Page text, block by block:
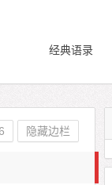
经典语录
隐藏边栏